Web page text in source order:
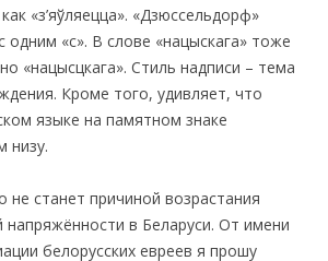
«з’яўляецца». «Дзюссельдорф»
одним «с». В слове «нацыскага» тоже
«нацысцкага». Стиль надписи – тема
Кроме того, удивляет, что
языке на памятном знаке
низу.
не станет причиной возрастания
в Беларуси. От имени
белорусских евреев я прошу